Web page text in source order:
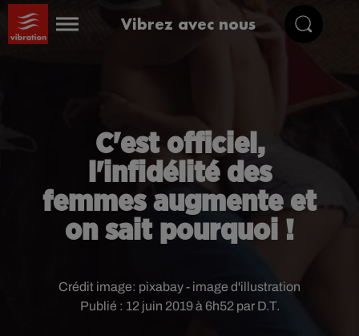
Vibrez avec nous
C'est officiel,
l'infidélité des
femmes augmente et
on sait pourquoi !
Publié : 12 juin 2019 à 6h52 par D.T.
Crédit image: pixabay - image d'illustration